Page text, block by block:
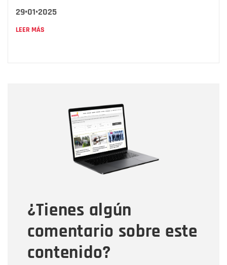
29•01•2025
LEER MÁS
¿Tienes algún
comentario sobre este
contenido?
Correo electrónico
Tipo de comentario
Mensaje